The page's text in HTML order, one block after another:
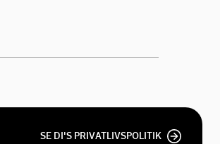
SE DI'S PRIVATLIVSPOLITIK